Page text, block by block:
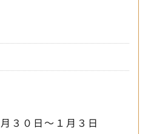
３０日～１月３日